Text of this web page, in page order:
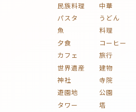
民族料理
中華
パスタ
うどん
魚
料理
夕食
コーヒー
カフェ
旅行
世界遺産
建物
神社
寺院
遊園地
公園
タワー
塔